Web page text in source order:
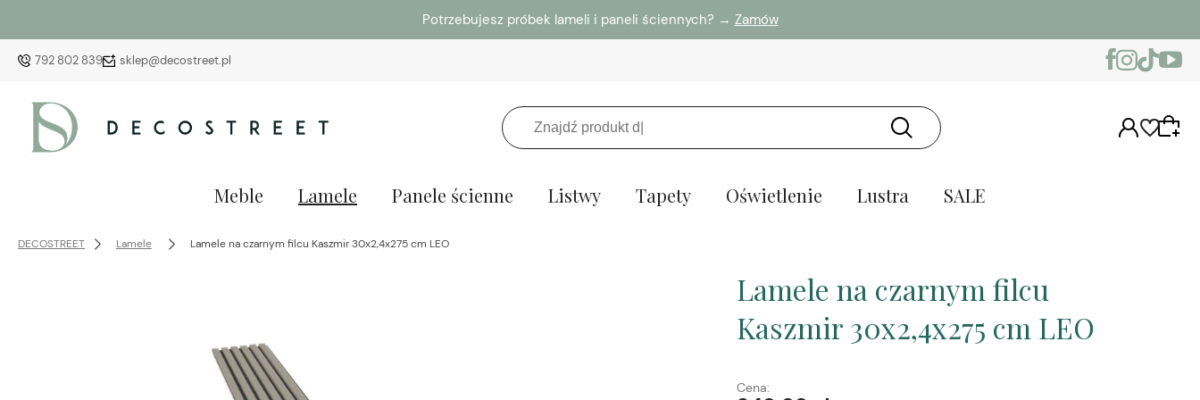
Potrzebujesz próbek lameli i paneli ściennych? → Zamów
792 802 839 sklep@decostreet.pl
Meble Lamele Panele ścienne Listwy Tapety Oświetlenie Lustra SALE
DECOSTREET Lamele Lamele na czarnym filcu Kaszmir 30x2,4x275 cm LEO
Lamele na czarnym filcu
Kaszmir 30x2,4x275 cm LEO
Cena: